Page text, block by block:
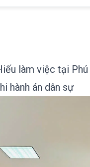
làm việc tại
hành án dân sự